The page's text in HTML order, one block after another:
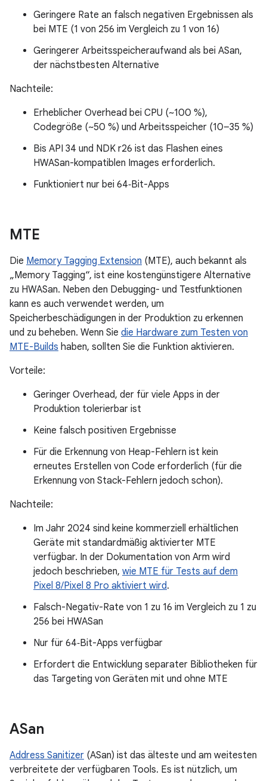
Geringere Rate an falsch negativen Ergebnissen als
bei MTE (1 von 256 im Vergleich zu 1 von 16)
Geringerer Arbeitsspeicheraufwand als bei ASan,
der nächstbesten Alternative
Nachteile:
Erheblicher Overhead bei CPU (~100 %),
Codegröße (~50 %) und Arbeitsspeicher (10–35 %)
Bis API 34 und NDK r26 ist das Flashen eines
HWASan-kompatiblen Images erforderlich.
Funktioniert nur bei 64‑Bit-Apps
MTE
Die Memory Tagging Extension (MTE), auch bekannt als
„Memory Tagging“, ist eine kostengünstigere Alternative
zu HWASan. Neben den Debugging- und Testfunktionen
kann es auch verwendet werden, um
Speicherbeschädigungen in der Produktion zu erkennen
und zu beheben. Wenn Sie die Hardware zum Testen von
MTE-Builds haben, sollten Sie die Funktion aktivieren.
Vorteile:
Geringer Overhead, der für viele Apps in der
Produktion tolerierbar ist
Keine falsch positiven Ergebnisse
Für die Erkennung von Heap-Fehlern ist kein
erneutes Erstellen von Code erforderlich (für die
Erkennung von Stack-Fehlern jedoch schon).
Nachteile:
Im Jahr 2024 sind keine kommerziell erhältlichen
Geräte mit standardmäßig aktivierter MTE
verfügbar. In der Dokumentation von Arm wird
jedoch beschrieben, wie MTE für Tests auf dem
Pixel 8/Pixel 8 Pro aktiviert wird.
Falsch-Negativ-Rate von 1 zu 16 im Vergleich zu 1 zu
256 bei HWASan
Nur für 64‑Bit-Apps verfügbar
Erfordert die Entwicklung separater Bibliotheken für
das Targeting von Geräten mit und ohne MTE
ASan
Address Sanitizer (ASan) ist das älteste und am weitesten
verbreitete der verfügbaren Tools. Es ist nützlich, um